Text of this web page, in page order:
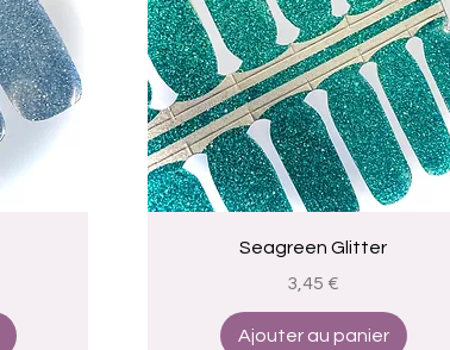
Aperçu rapide
Seagreen Glitter
Prix
3,45 €
Ajouter au panier